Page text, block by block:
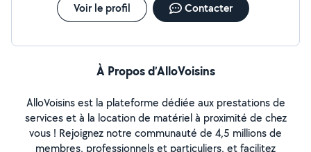
Voir le profil Contacter
À Propos d’AlloVoisins
AlloVoisins est la plateforme dédiée aux prestations de
services et à la location de matériel à proximité de chez
vous ! Rejoignez notre communauté de 4,5 millions de
membres, professionnels et particuliers, et facilitez